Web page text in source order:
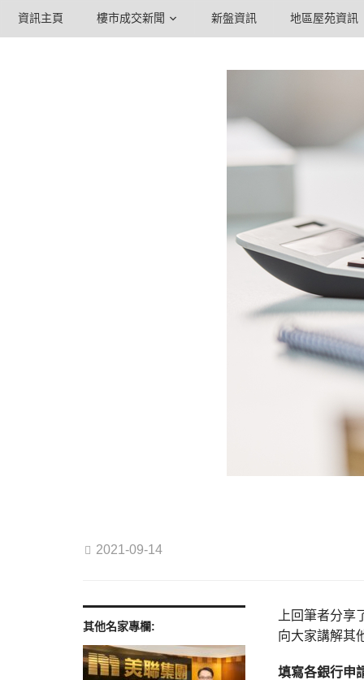
資訊主頁 樓市成交新聞 新盤資訊 地區屋苑資訊
2021-09-14
其他名家專欄:
上回筆者分
向大家講解其
填寫各銀行申